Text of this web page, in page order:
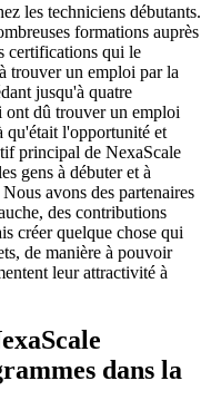
les techniciens débutants.
formations auprès
certifications qui le
trouver un emploi par la
jusqu'à quatre
ont dû trouver un emploi
qu'était l'opportunité et
principal de NexaScale
gens à débuter et à
avons des partenaires
des contributions
créer quelque chose qui
de manière à pouvoir
leur attractivité à
dans la